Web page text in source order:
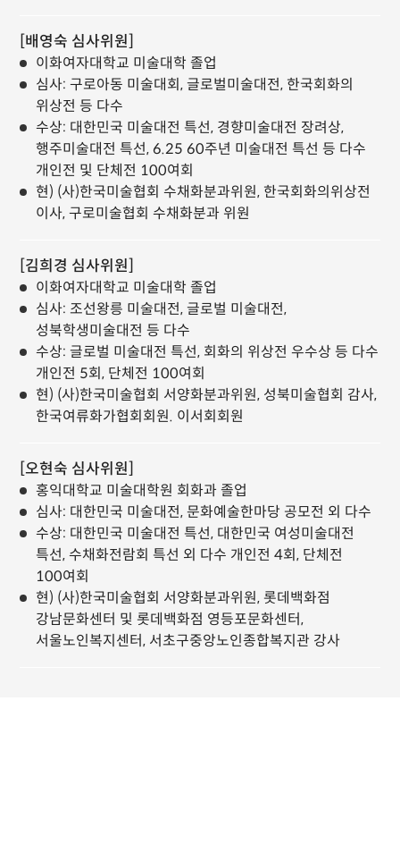
[배영숙 심사위원]
이화여자대학교 미술대학 졸업
심사: 구로아동 미술대회, 글로벌미술대전, 한국회화의
위상전 등 다수
수상: 대한민국 미술대전 특선, 경향미술대전 장려상,
행주미술대전 특선, 6.25 60주년 미술대전 특선 등 다수
개인전 및 단체전 100여회
현) (사)한국미술협회 수채화분과위원, 한국회화의위상전
이사, 구로미술협회 수채화분과 위원
[김희경 심사위원]
이화여자대학교 미술대학 졸업
심사: 조선왕릉 미술대전, 글로벌 미술대전,
성북학생미술대전 등 다수
수상: 글로벌 미술대전 특선, 회화의 위상전 우수상 등 다수
개인전 5회, 단체전 100여회
현) (사)한국미술협회 서양화분과위원, 성북미술협회 감사,
한국여류화가협회회원. 이서회회원
[오현숙 심사위원]
홍익대학교 미술대학원 회화과 졸업
심사: 대한민국 미술대전, 문화예술한마당 공모전 외 다수
수상: 대한민국 미술대전 특선, 대한민국 여성미술대전
특선, 수채화전람회 특선 외 다수 개인전 4회, 단체전
100여회
현) (사)한국미술협회 서양화분과위원, 롯데백화점
강남문화센터 및 롯데백화점 영등포문화센터,
서울노인복지센터, 서초구중앙노인종합복지관 강사